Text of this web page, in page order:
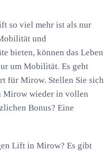
so viel mehr ist als nur
und
bieten, können das Leben
um Mobilität. Es geht
für Mirow. Stellen Sie sich
Mirow wieder in vollen
Bonus? Eine
Lift in Mirow? Es gibt